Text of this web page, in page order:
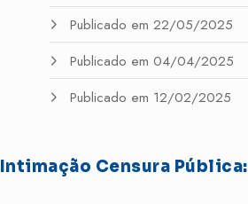
Publicado em 22/05/2025
Publicado em 04/04/2025
Publicado em 12/02/2025
Intimação Censura Pública: